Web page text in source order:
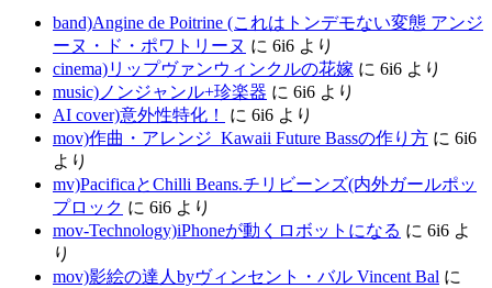
band)Angine de Poitrine (これはトンデモない変態 アンジ
ーヌ・ド・ポワトリーヌ に 6i6 より
cinema)リップヴァンウィンクルの花嫁 に 6i6 より
music)ノンジャンル+珍楽器 に 6i6 より
AI cover)意外性特化！
に 6i6 より
mov)作曲・アレンジ_Kawaii Future Bassの作り方 に 6i6
より
mv)PacificaとChilli Beans.チリビーンズ(内外ガールポッ
プロック に 6i6 より
mov-Technology)iPhoneが動くロボットになる に 6i6 よ
り
mov)影絵の達人byヴィンセント・バル Vincent Bal に